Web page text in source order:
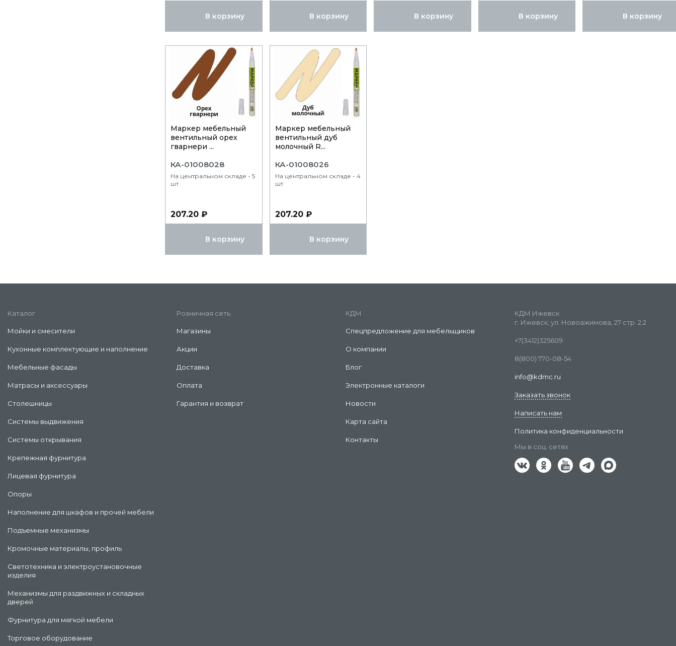
В корзину В корзину В корзину В корзину В корзину
Маркер мебельный
вентильный орех
гварнери ...
КА-01008028
На центральном складе - 5
шт
207.20 ₽
В корзину
Маркер мебельный
вентильный дуб
молочный R...
КА-01008026
На центральном складе - 4
шт
207.20 ₽
В корзину
Каталог
Мойки и смесители
Кухонные комплектующие и наполнение
Мебельные фасады
Матрасы и аксессуары
Столешницы
Системы выдвижения
Системы открывания
Крепежная фурнитура
Лицевая фурнитура
Опоры
Наполнение для шкафов и прочей мебели
Подъемные механизмы
Кромочные материалы, профиль
Светотехника и электроустановочные
изделия
Механизмы для раздвижных и складных
дверей
Фурнитура для мягкой мебели
Торговое оборудование
Розничная сеть
Магазины
Акции
Доставка
Оплата
Гарантия и возврат
КДМ
Спецпредложение для мебельщиков
О компании
Блог
Электронные каталоги
Новости
Карта сайта
Контакты
КДМ Ижевск
г. Ижевск, ул. Новоажимова, 27 стр. 2.2
+7(3412)325609
8(800) 770-08-54
info@kdmc.ru
Заказать звонок
Написать нам
Политика конфиденциальности
Мы в соц. сетях